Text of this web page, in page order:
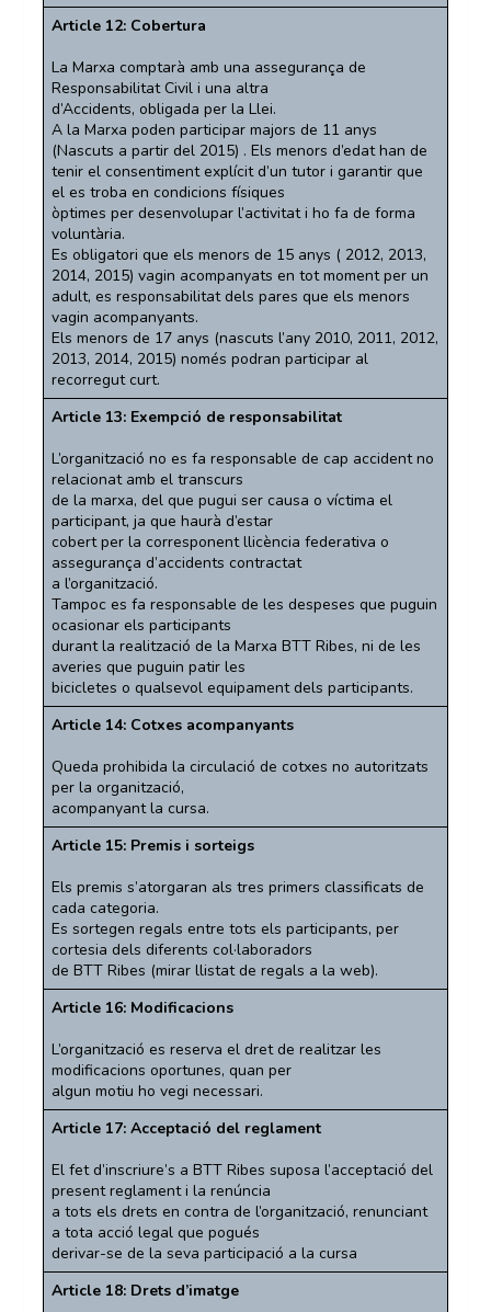
Article 12: Cobertura
La Marxa comptarà amb una assegurança de
Responsabilitat Civil i una altra
d’Accidents, obligada per la Llei.
A la Marxa poden participar majors de 11 anys
(Nascuts a partir del 2015) . Els menors d’edat han de
tenir el consentiment explícit d’un tutor i garantir que
el es troba en condicions físiques
òptimes per desenvolupar l’activitat i ho fa de forma
voluntària.
Es obligatori que els menors de 15 anys ( 2012, 2013,
2014, 2015) vagin acompanyats en tot moment per un
adult, es responsabilitat dels pares que els menors
vagin acompanyants.
Els menors de 17 anys (nascuts l’any 2010, 2011, 2012,
2013, 2014, 2015) només podran participar al
recorregut curt.
Article 13: Exempció de responsabilitat
L’organització no es fa responsable de cap accident no
relacionat amb el transcurs
de la marxa, del que pugui ser causa o víctima el
participant, ja que haurà d’estar
cobert per la corresponent llicència federativa o
assegurança d’accidents contractat
a l’organització.
Tampoc es fa responsable de les despeses que puguin
ocasionar els participants
durant la realització de la Marxa BTT Ribes, ni de les
averies que puguin patir les
bicicletes o qualsevol equipament dels participants.
Article 14: Cotxes acompanyants
Queda prohibida la circulació de cotxes no autoritzats
per la organització,
acompanyant la cursa.
Article 15: Premis i sorteigs
Els premis s’atorgaran als tres primers classificats de
cada categoria.
Es sortegen regals entre tots els participants, per
cortesia dels diferents col·laboradors
de BTT Ribes (mirar llistat de regals a la web).
Article 16: Modificacions
L’organització es reserva el dret de realitzar les
modificacions oportunes, quan per
algun motiu ho vegi necessari.
Article 17: Acceptació del reglament
El fet d’inscriure’s a BTT Ribes suposa l’acceptació del
present reglament i la renúncia
a tots els drets en contra de l’organització, renunciant
a tota acció legal que pogués
derivar-se de la seva participació a la cursa
Article 18: Drets d’imatge